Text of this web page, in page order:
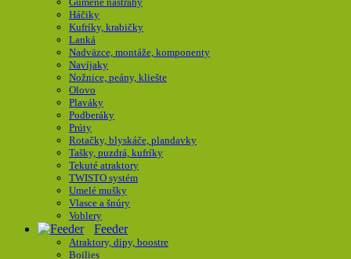
Háčiky
Kufríky, krabičky
Lanká
Nadväzce, montáže, komponenty
Navíjaky
Nožnice, peány, kliešte
Olovo
Plaváky
Podberáky
Prúty
Rotačky, blyskáče, plandavky
Tašky, puzdrá, kufríky
Tekuté atraktory
TWISTO systém
Umelé mušky
Vlasce a šnúry
Voblery
Feeder
Atraktory, dipy, boostre
Boilies